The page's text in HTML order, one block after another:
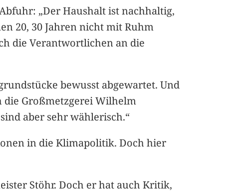
„Der Haushalt ist nachhaltig,
20, 30 Jahren nicht mit Ruhm
die Verantwortlichen an die
bewusst abgewartet. Und
die Großmetzgerei Wilhelm
aber sehr wählerisch.“
in die Klimapolitik. Doch hier
Stöhr. Doch er hat auch Kritik,